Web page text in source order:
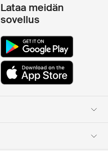
Lataa meidän
sovellus